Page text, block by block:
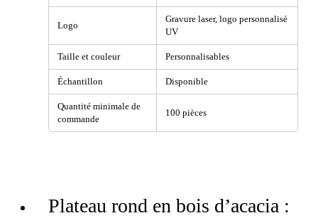
Logo
Gravure laser, logo personnalisé
UV
Taille et couleur Personnalisables
Échantillon Disponible
Quantité minimale de
commande
100 pièces
Plateau rond en bois d’acacia :